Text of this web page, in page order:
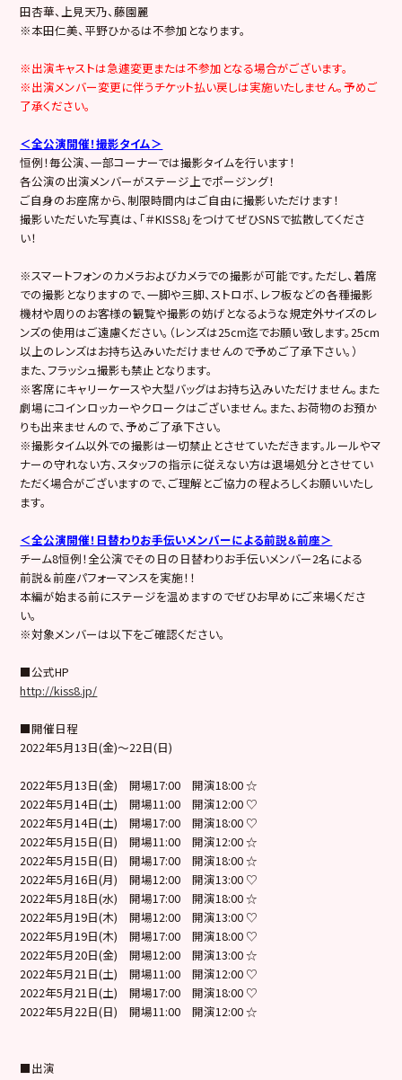
田杏華、上見天乃、藤園麗
※本田仁美、平野ひかるは不参加となります。
※出演キャストは急遽変更または不参加となる場合がございます。
※出演メンバー変更に伴うチケット払い戻しは実施いたしません。予めご
了承ください。
＜全公演開催！撮影タイム＞
恒例！毎公演、一部コーナーでは撮影タイムを行います！
各公演の出演メンバーがステージ上でポージング！
ご自身のお座席から、制限時間内はご自由に撮影いただけます！
撮影いただいた写真は、「＃KISS8」をつけてぜひSNSで拡散してくださ
い！
※スマートフォンのカメラおよびカメラでの撮影が可能です。ただし、着席
での撮影となりますので、一脚や三脚、ストロボ、レフ板などの各種撮影
機材や周りのお客様の観覧や撮影の妨げとなるような規定外サイズのレ
ンズの使用はご遠慮ください。（レンズは25cm迄でお願い致します。25cm
以上のレンズはお持ち込みいただけませんので予めご了承下さい。）
また、フラッシュ撮影も禁止となります。
※客席にキャリーケースや大型バッグはお持ち込みいただけません。また
劇場にコインロッカーやクロークはございません。また、お荷物のお預か
りも出来ませんので、予めご了承下さい。
※撮影タイム以外での撮影は一切禁止とさせていただきます。ルールやマ
ナーの守れない方、スタッフの指示に従えない方は退場処分とさせてい
ただく場合がございますので、ご理解とご協力の程よろしくお願いいたし
ます。
＜全公演開催！日替わりお手伝いメンバーによる前説＆前座＞
チーム8恒例！全公演でその日の日替わりお手伝いメンバー2名による
前説＆前座パフォーマンスを実施！！
本編が始まる前にステージを温めますのでぜひお早めにご来場くださ
い。
※対象メンバーは以下をご確認ください。
■公式HP
http://kiss8.jp/
■開催日程
2022年5月13日(金)〜22日(日)
2022年5月13日(金) 開場17:00 開演18:00 ☆
2022年5月14日(土) 開場11:00 開演12:00 ♡
2022年5月14日(土) 開場17:00 開演18:00 ♡
2022年5月15日(日) 開場11:00 開演12:00 ☆
2022年5月15日(日) 開場17:00 開演18:00 ☆
2022年5月16日(月) 開場12:00 開演13:00 ♡
2022年5月18日(水) 開場17:00 開演18:00 ☆
2022年5月19日(木) 開場12:00 開演13:00 ♡
2022年5月19日(木) 開場17:00 開演18:00 ♡
2022年5月20日(金) 開場12:00 開演13:00 ☆
2022年5月21日(土) 開場11:00 開演12:00 ♡
2022年5月21日(土) 開場17:00 開演18:00 ♡
2022年5月22日(日) 開場11:00 開演12:00 ☆
■出演